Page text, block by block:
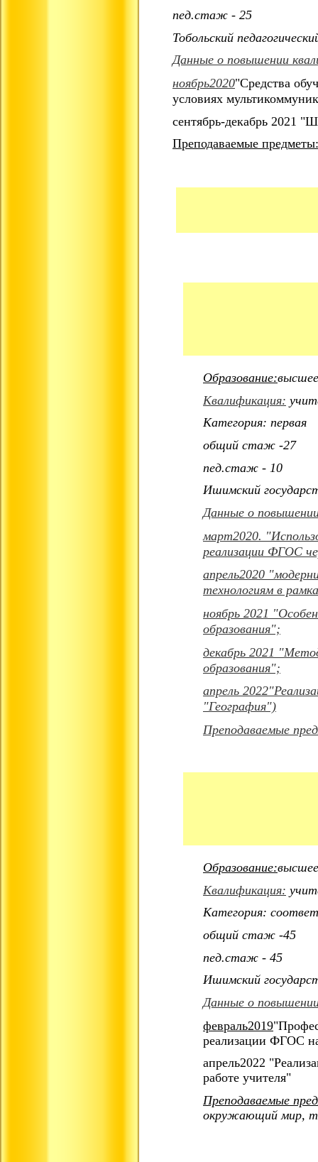
пед.стаж - 25
Тобольский
Данные о повышении
ноябрь2020"Средства
условиях
сентябрь-декабрь 2021
Преподаваемые
Образование:высшее
Квалификация:
Категория: первая
общий стаж -27
пед.стаж - 10
Ишимский
Данные о
март2020.
реализации ФГОС
апрель2020
технологиям в
ноябрь 2021
образования";
декабрь 2021
образования";
апрель
"География")
Преподаваемые
Образование:высшее
Квалификация:
Категория:
общий стаж -45
пед.стаж - 45
Ишимский
Данные о
февраль2019
реализации ФГОС
апрель2022
работе учителя"
Преподаваемые
окружающий мир,